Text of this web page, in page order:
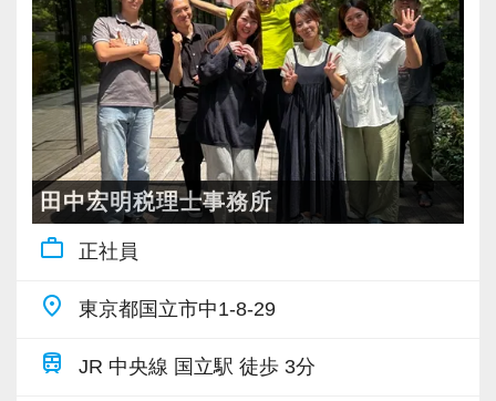
・個人～大企業まで幅広く経験可能
・税務顧問＋資産税に関与
・相続／事業承継／M&Aにも対応
＜成長中の税理士法人＞
・全国14拠点で事業展開
・従業員240名以上に拡大
・会計・税務・財務・労務まで対応
・専門家が在籍しワンストップ支援
＜学びを後押し＞
田中宏明税理士事務所
work_outline 正社員
place 東京都国立市中1-8-29
train JR 中央線 国立駅 徒歩 3分